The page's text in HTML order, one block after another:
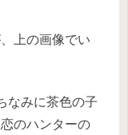
上の画像でい
なみに茶色の子
のハンターの